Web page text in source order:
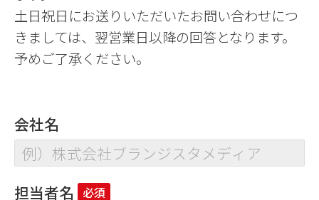
土日祝日にお送りいただいたお問い合わせにつ
きましては、翌営業日以降の回答となります。
予めご了承ください。
会社名
担当者名